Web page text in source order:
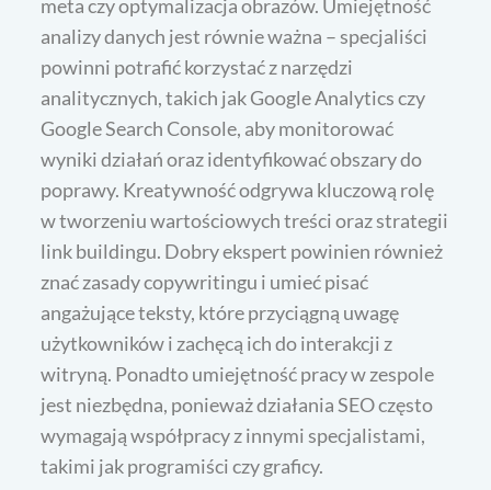
meta czy optymalizacja obrazów. Umiejętność
analizy danych jest równie ważna – specjaliści
powinni potrafić korzystać z narzędzi
analitycznych, takich jak Google Analytics czy
Google Search Console, aby monitorować
wyniki działań oraz identyfikować obszary do
poprawy. Kreatywność odgrywa kluczową rolę
w tworzeniu wartościowych treści oraz strategii
link buildingu. Dobry ekspert powinien również
znać zasady copywritingu i umieć pisać
angażujące teksty, które przyciągną uwagę
użytkowników i zachęcą ich do interakcji z
witryną. Ponadto umiejętność pracy w zespole
jest niezbędna, ponieważ działania SEO często
wymagają współpracy z innymi specjalistami,
takimi jak programiści czy graficy.